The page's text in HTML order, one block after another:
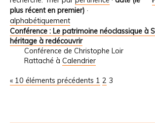
plus récent en premier) ·
alphabétiquement
Conférence : Le patrimoine néoclassique à
héritage à redécouvrir
Conférence de Christophe Loir
Rattaché à Calendrier
« 10 éléments précédents 1 2 3